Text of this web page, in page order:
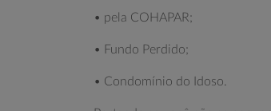
• pela COHAPAR;
• Fundo Perdido;
• Condomínio do Idoso.